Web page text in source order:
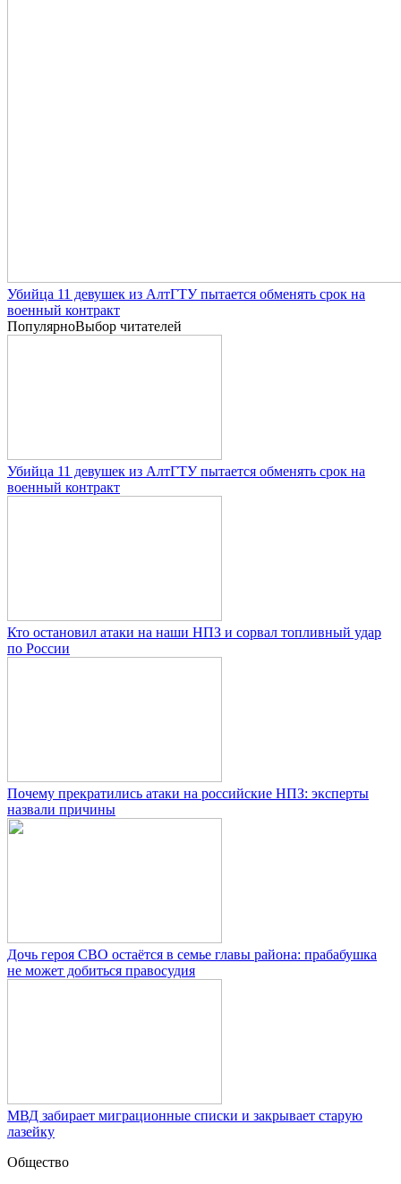
Убийца 11 девушек из АлтГТУ пытается обменять срок на
военный контракт
ПопулярноВыбор читателей
Убийца 11 девушек из АлтГТУ пытается обменять срок на
военный контракт
Кто остановил атаки на наши НПЗ и сорвал топливный удар
по России
Почему прекратились атаки на российские НПЗ: эксперты
назвали причины
Дочь героя СВО остаётся в семье главы района: прабабушка
не может добиться правосудия
МВД забирает миграционные списки и закрывает старую
лазейку
Общество